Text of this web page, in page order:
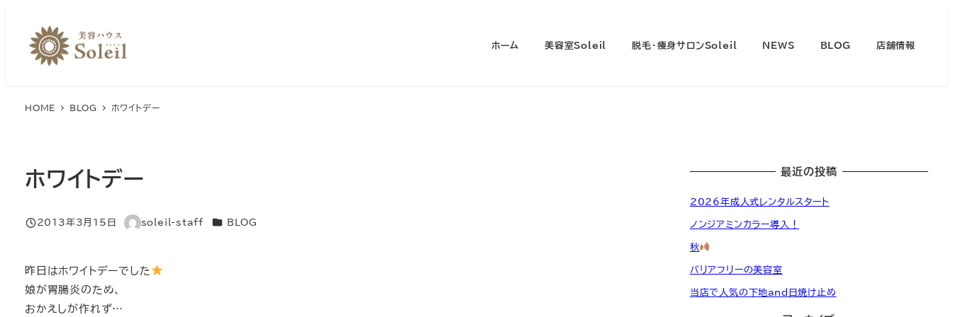
ホーム 美容室Soleil 脱毛・痩身サロンSoleil NEWS BLOG 店舗情報
HOME BLOG ホワイトデー
ホワイトデー
投稿日
2013年3月15日
著
soleil-staff カテゴリー
BLOG
昨日はホワイトデーでした
娘が胃腸炎のため、
おかえしが作れず…
最近の投稿
2026年成人式レンタルスタート
ノンジアミンカラー導入！
秋
バリアフリーの美容室
当店で人気の下地and日焼け止め